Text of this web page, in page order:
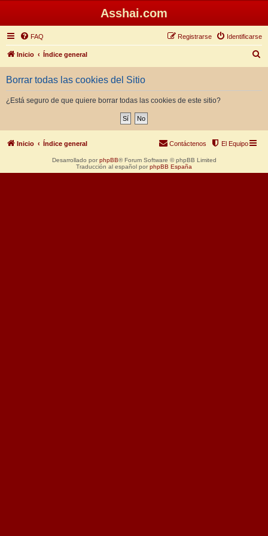
Asshai.com
FAQ Identificarse
Registrarse
Inicio Índice general
u
Borrar todas las cookies del Sitio
¿Está seguro de que quiere borrar todas las cookies de este sitio?
Inicio Índice general El Equipo
Contáctenos
Desarrollado por phpBB® Forum Software © phpBB Limited
Traducción al español por phpBB España